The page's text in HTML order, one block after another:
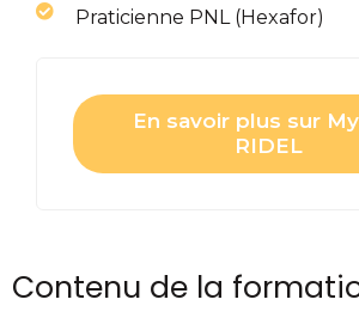
Praticienne PNL (Hexafor)
En savoir plus sur
RIDEL
Contenu de la